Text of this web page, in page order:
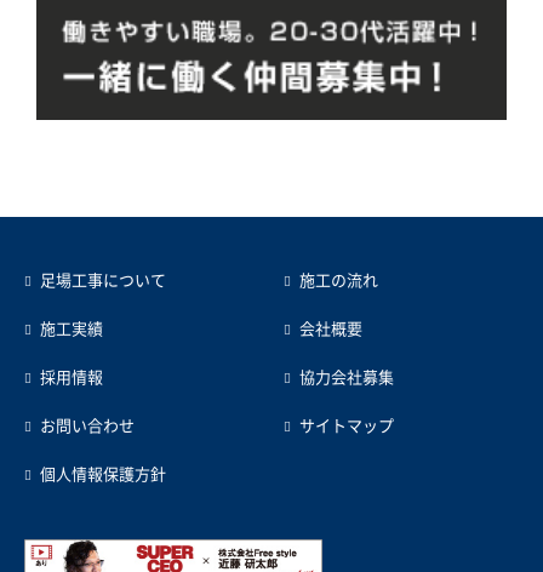
足場工事について 施工の流れ
施工実績 会社概要
採用情報 協力会社募集
お問い合わせ サイトマップ
個人情報保護方針